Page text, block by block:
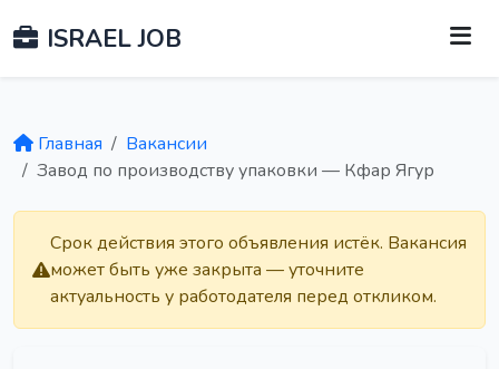
ISRAEL JOB
Главная
Вакансии
Завод по производству упаковки — Кфар Ягур
Срок действия этого объявления истёк. Вакансия
может быть уже закрыта — уточните
актуальность у работодателя перед откликом.